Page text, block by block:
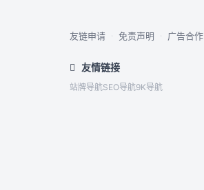
友链申请 · 免责声明 · 广告合作
友情链接
站牌导航SEO导航9K导航